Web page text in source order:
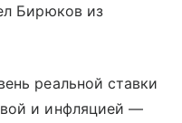
Бирюков из
реальной ставки
и инфляцией —